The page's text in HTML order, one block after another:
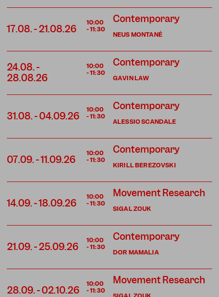
17.08.-21.08.26
10:00
-11:30
NEUS MONTANÉ
Contemporary
24.08.-
28.08.26
10:00
-11:30
GAVIN LAW
Contemporary
31.08.-04.09.26
10:00
-11:30
ALESSIO SCANDALE
Contemporary
07.09.-11.09.26
10:00
-11:30
KIRILL BEREZOVSKI
Contemporary
14.09.-18.09.26
10:00
-11:30
SIGAL ZOUK
Movement Research
21.09.-25.09.26
10:00
-11:30
DOR MAMALIA
Contemporary
28.09.-02.10.26
10:00
-11:30
Movement Research